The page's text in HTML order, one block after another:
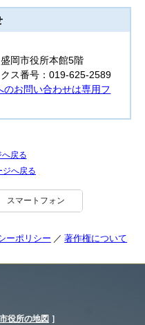
岡市役所本館5階
ス番号：019-625-2589
お問い合わせは専用フ
戻る
ジへ戻る
スマートフォン
ーポリシー 著作権について
市役所の地図 ］